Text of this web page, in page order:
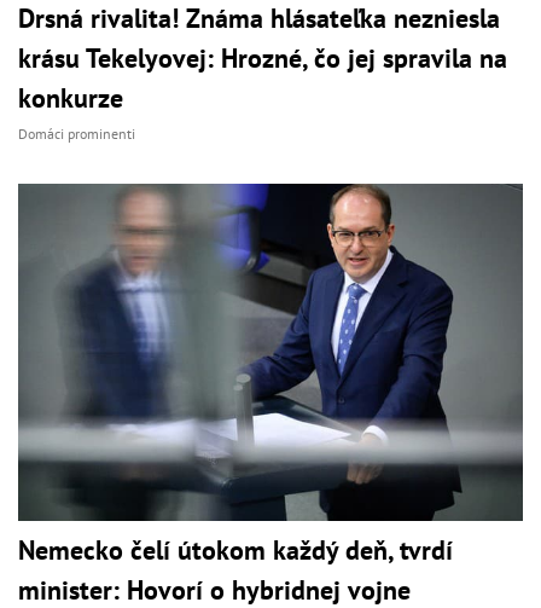
Drsná rivalita! Známa hlásateľka nezniesla
krásu Tekelyovej: Hrozné, čo jej spravila na
konkurze
Domáci prominenti
Nemecko čelí útokom každý deň, tvrdí
minister: Hovorí o hybridnej vojne